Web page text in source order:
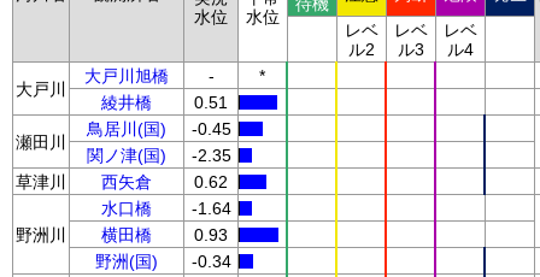
水位
水位
レベ
ル2
レベ
ル3
レベ
ル4
大戸川
大戸川旭橋 -
*
綾井橋
0.51
瀬田川
鳥居川(国)
-0.45
関ノ津(国)
-2.35
草津川
西矢倉 0.62
野洲川
水口橋
-1.64
横田橋
0.93
野洲(国)
-0.34